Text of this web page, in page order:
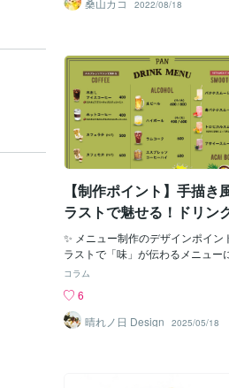
ださい。桑山カコ 2022/08/18
【制作ポイント】手描き
ラストで魅せる！ドリン
ニューのデザイン工夫
✨ メニュー制作のデザインポイン
ラストで「味」が伝わるメニュー
リンクはすべて手描き風のオリジ
アルでも伝えることで、メニュー
ているだけで飲みたくなるような
演出しています。2. カテゴリを視
コラム
6
晴れノ日 Design
2025/05/18